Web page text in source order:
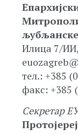
љубљанске
Илица 7/ИИ,
тел.: +385
факс: +385
Секретар